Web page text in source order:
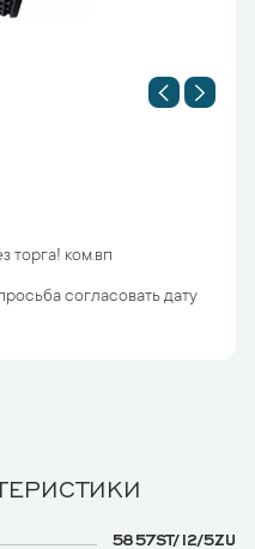
торга! ком.вп
согласовать дату
5857ST/12/5ZU